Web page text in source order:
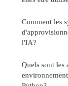
Comment les
l'IA?
Quels sont les